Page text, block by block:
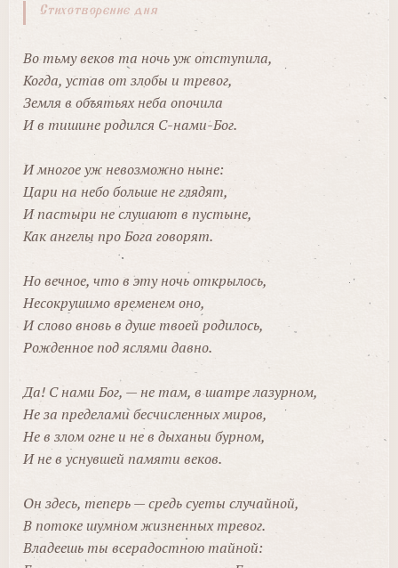
Стихотворение дня
Во тьму веков та ночь уж отступила,
Когда, устав от злобы и тревог,
Земля в объятьях неба опочила
И в тишине родился С-нами-Бог.
И многое уж невозможно ныне:
Цари на небо больше не глядят,
И пастыри не слушают в пустыне,
Как ангелы про Бога говорят.
Но вечное, что в эту ночь открылось,
Несокрушимо временем оно,
И слово вновь в душе твоей родилось,
Рожденное под яслями давно.
Да! С нами Бог, — не там, в шатре лазурном,
Не за пределами бесчисленных миров,
Не в злом огне и не в дыханьи бурном,
И не в уснувшей памяти веков.
Он здесь, теперь — средь суеты случайной,
В потоке шумном жизненных тревог.
Владеешь ты всерадостною тайной: